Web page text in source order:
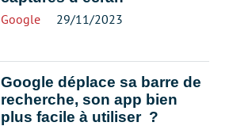
Google 29/11/2023
Google déplace sa barre de
recherche, son app bien
plus facile à utiliser ?